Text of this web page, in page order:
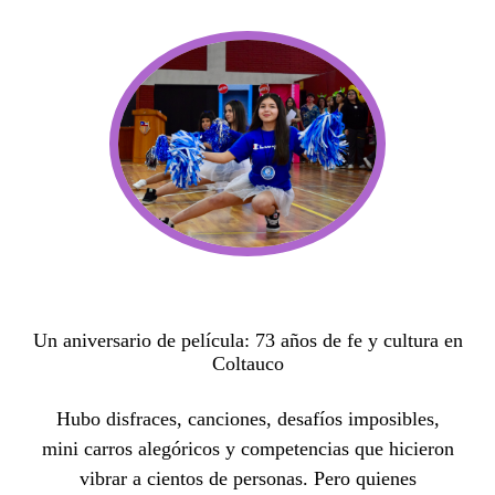
Un aniversario de película: 73 años de fe y cultura en
Coltauco
Hubo disfraces, canciones, desafíos imposibles,
mini carros alegóricos y competencias que hicieron
vibrar a cientos de personas. Pero quienes